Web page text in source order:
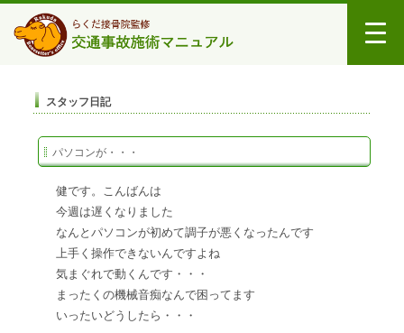
スタッフ日記
パソコンが・・・
健です。こんばんは
今週は遅くなりました
なんとパソコンが初めて調子が悪くなったんです
上手く操作できないんですよね
気まぐれで動くんです・・・
まったくの機械音痴なんで困ってます
いったいどうしたら・・・